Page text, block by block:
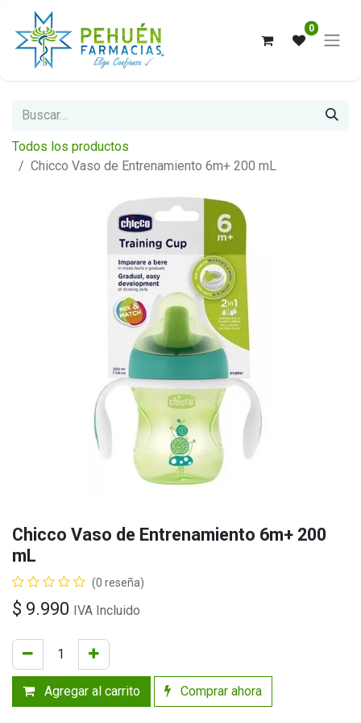
0
Todos los productos
Chicco Vaso de Entrenamiento 6m+ 200 mL
Chicco Vaso de Entrenamiento 6m+ 200
mL
(0 reseña)
$ 9.990 IVA Incluido
Agregar al carrito Comprar ahora